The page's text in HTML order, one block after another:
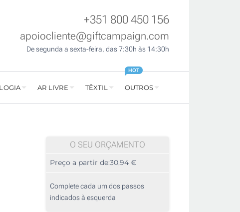
+351 800 450 156
apoiocliente@giftcampaign.com
De segunda a sexta-feira, das 7:30h às 14:30h
AR LIVRE TÊXTIL OUTROS
HOT
O SEU ORÇAMENTO
Preço a partir de:30,94 €
Complete cada um dos passos
indicados à esquerda